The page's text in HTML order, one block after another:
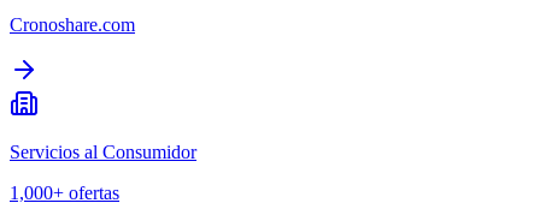
Cronoshare.com
Servicios al Consumidor
1,000+ ofertas